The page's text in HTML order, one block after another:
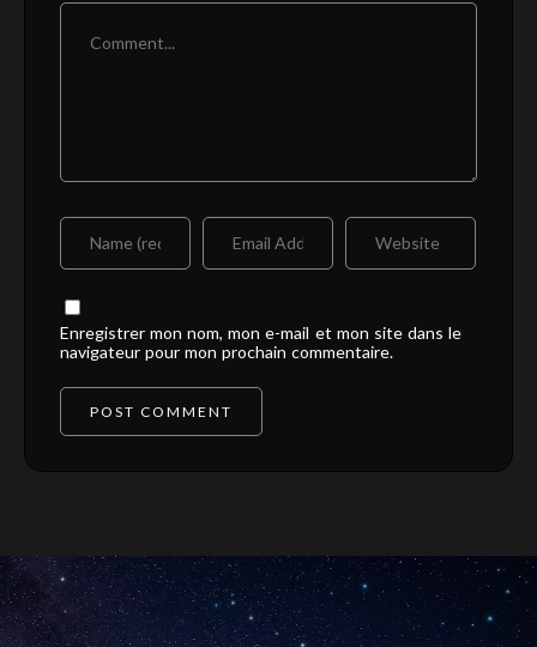
Enregistrer mon nom, mon e-mail et mon site dans le
navigateur pour mon prochain commentaire.